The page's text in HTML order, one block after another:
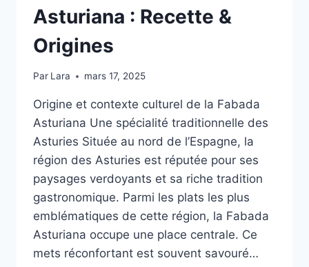
Asturiana : Recette &
Origines
Par Lara mars 17, 2025
Origine et contexte culturel de la Fabada
Asturiana Une spécialité traditionnelle des
Asturies Située au nord de l’Espagne, la
région des Asturies est réputée pour ses
paysages verdoyants et sa riche tradition
gastronomique. Parmi les plats les plus
emblématiques de cette région, la Fabada
Asturiana occupe une place centrale. Ce
mets réconfortant est souvent savouré…